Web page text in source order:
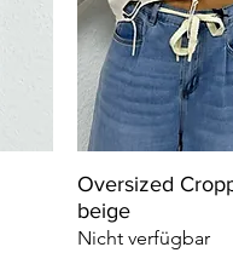
Oversized
beige
Nicht verfügbar